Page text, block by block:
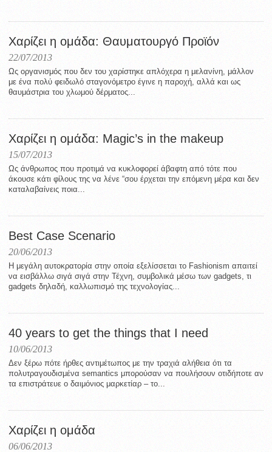
Χαρίζει η ομάδα: Θαυματουργό Προϊόν
22/07/2013
Ως οργανισμός που δεν του χαρίστηκε απλόχερα η μελανίνη, μάλλον
με ένα πολύ φειδωλό σταγονόμετρο έγινε η παροχή, αλλά και ως
θαυμάστρια του χλωμού δέρματος...
Χαρίζει η ομάδα: Magic’s in the makeup
15/07/2013
Ως άνθρωπος που προτιμά να κυκλοφορεί άβαφτη από τότε που
άκουσε κάτι φίλους της να λένε “σου έρχεται την επόμενη μέρα και δεν
καταλαβαίνεις ποια...
Best Case Scenario
20/06/2013
H μεγάλη αυτοκρατορία στην οποία εξελίσσεται το Fashionism απαιτεί
να εισβάλλω σιγά σιγά στην Τέχνη, συμβολικά μέσω των gadgets, τι
gadgets δηλαδή, καλλωπισμό της τεχνολογίας...
40 years to get the things that I need
10/06/2013
Δεν ξέρω πότε ήρθες αντιμέτωπος με την τραχιά αλήθεια ότι τα
πολυτραγουδισμένα semantics μπορούσαν να πουλήσουν οτιδήποτε αν
τα επιστράτευε ο δαιμόνιος μαρκετίαρ – το...
Χαρίζει η ομάδα
06/06/2013